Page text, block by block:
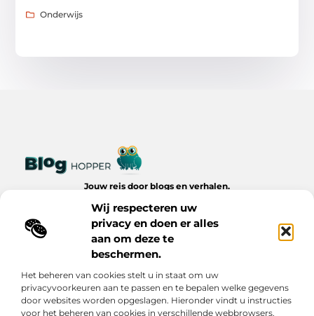
Wij respecteren uw
privacy en doen er alles
aan om deze te
beschermen.
Het beheren van cookies stelt u in staat om uw
privacyvoorkeuren aan te passen en te bepalen welke gegevens
door websites worden opgeslagen. Hieronder vindt u instructies
voor het beheren van cookies in verschillende webbrowsers.
Onderwijs
Jouw reis door blogs en verhalen.
dagelijks leven op Bloghopper.nl.
Bericht categorie
Onze informatie